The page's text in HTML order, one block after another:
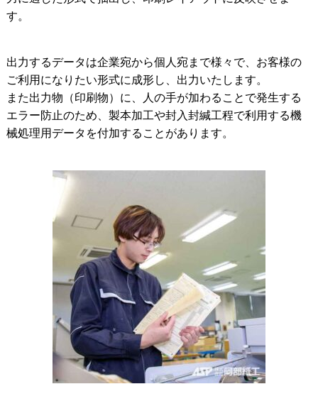
す。
出力するデータは企業宛から個人宛まで様々で、お客様の
ご利用になりたい形式に成形し、出力いたします。
また出力物（印刷物）に、人の手が加わることで発生する
エラー防止のため、製本加工や封入封緘工程で利用する機
械処理用データを付加することがあります。